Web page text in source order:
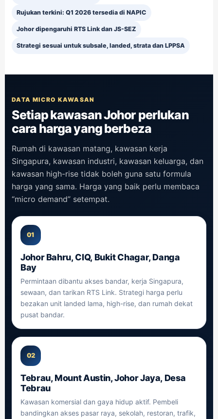
Rujukan terkini: Q1 2026 tersedia di NAPIC
Johor dipengaruhi RTS Link dan JS-SEZ
Strategi sesuai untuk subsale, landed, strata dan LPPSA
DATA MICRO KAWASAN
Setiap kawasan Johor perlukan
cara harga yang berbeza
Rumah di kawasan matang, kawasan kerja
Singapura, kawasan industri, kawasan keluarga, dan
kawasan high-rise tidak boleh guna satu formula
harga yang sama. Harga yang baik perlu membaca
“micro demand” setempat.
01
Johor Bahru, CIQ, Bukit Chagar, Danga
Bay
Permintaan dibantu akses bandar, kerja Singapura,
sewaan, dan tarikan RTS Link. Strategi harga perlu
bezakan unit landed lama, high-rise, dan rumah dekat
pusat bandar.
02
Tebrau, Mount Austin, Johor Jaya, Desa
Tebrau
Kawasan komersial dan gaya hidup aktif. Pembeli
bandingkan akses pasar raya, sekolah, restoran, trafik,